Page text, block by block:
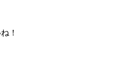
！